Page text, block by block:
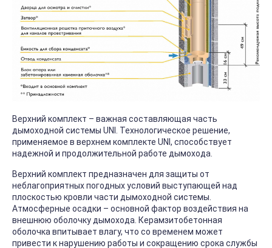
Верхний комплект – важная составляющая часть
дымоходной системы UNI. Технологическое решение,
применяемое в верхнем комплекте UNI, способствует
надежной и продолжительной работе дымохода.
Верхний комплект предназначен для защиты от
неблагоприятных погодных условий выступающей над
плоскостью кровли части дымоходной системы.
Атмосферные осадки – основной фактор воздействия на
внешнюю оболочку дымохода. Керамзитобетонная
оболочка впитывает влагу, что со временем может
привести к нарушению работы и сокращению срока службы